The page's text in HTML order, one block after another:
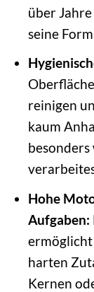
über
seine
reinigen
kaum
Hohe
Aufgaben:
harten
Kernen